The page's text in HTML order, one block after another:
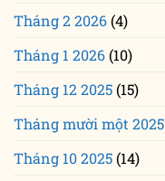
Tháng 2 2026(4)
Tháng 1 2026(10)
Tháng 12 2025(15)
Tháng mười một 2025
Tháng 10 2025(14)